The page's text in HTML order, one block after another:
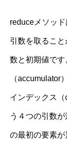
reduceメソッ
引数を取るこ
数と初期値で
（accumulator
インデックス
う４つの引数
の最初の要素